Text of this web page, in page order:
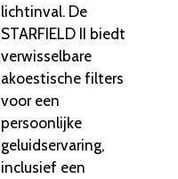
lichtinval. De
STARFIELD II biedt
verwisselbare
akoestische filters
voor een
persoonlijke
geluidservaring,
inclusief een